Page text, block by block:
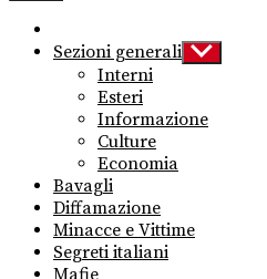
Sezioni generali Show
sub
Interni
Esteri
Informazione
Culture
Economia
Bavagli
Diffamazione
Minacce e Vittime
Segreti italiani